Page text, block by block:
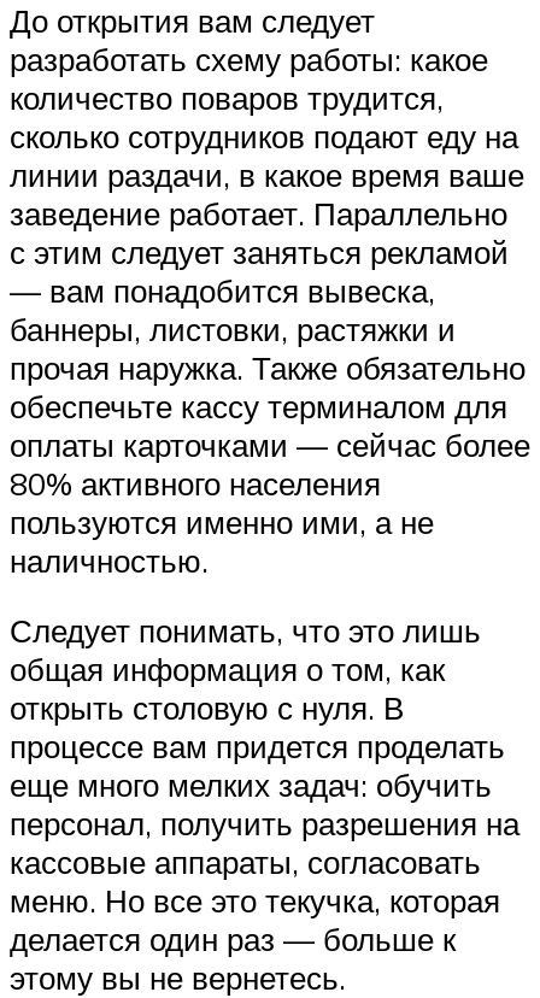
До открытия вам следует
разработать схему работы: какое
количество поваров трудится,
сколько сотрудников подают еду на
линии раздачи, в какое время ваше
заведение работает. Параллельно
с этим следует заняться рекламой
— вам понадобится вывеска,
баннеры, листовки, растяжки и
прочая наружка. Также обязательно
обеспечьте кассу терминалом для
оплаты карточками — сейчас более
80% активного населения
пользуются именно ими, а не
наличностью.
Следует понимать, что это лишь
общая информация о том, как
открыть столовую с нуля. В
процессе вам придется проделать
еще много мелких задач: обучить
персонал, получить разрешения на
кассовые аппараты, согласовать
меню. Но все это текучка, которая
делается один раз — больше к
этому вы не вернетесь.